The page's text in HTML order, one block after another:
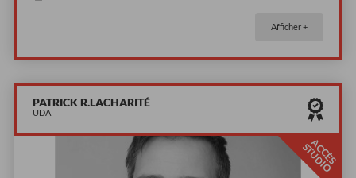
Afficher +
PATRICK R.LACHARITÉ
UDA
A
C
C
È
S
S
T
U
D
I
O